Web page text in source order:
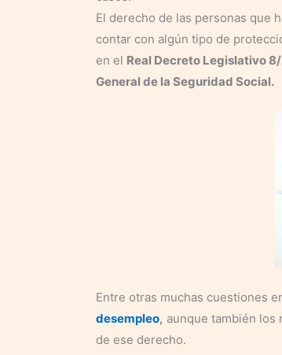
El derecho de las personas que
contar con algún tipo de
en el Real Decreto Legislativo
General de la Seguridad Social.
Entre otras muchas cuestiones
desempleo, aunque también los
de ese derecho.